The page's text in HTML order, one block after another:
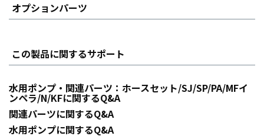
オプションパーツ
この製品に関するサポート
水用ポンプ・関連パーツ：ホースセット/SJ/SP/PA/MFイ
ンペラ/N/KFに関するQ&A
関連パーツに関するQ&A
水用ポンプに関するQ&A